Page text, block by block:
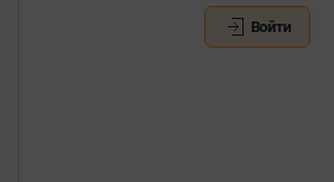
Войти